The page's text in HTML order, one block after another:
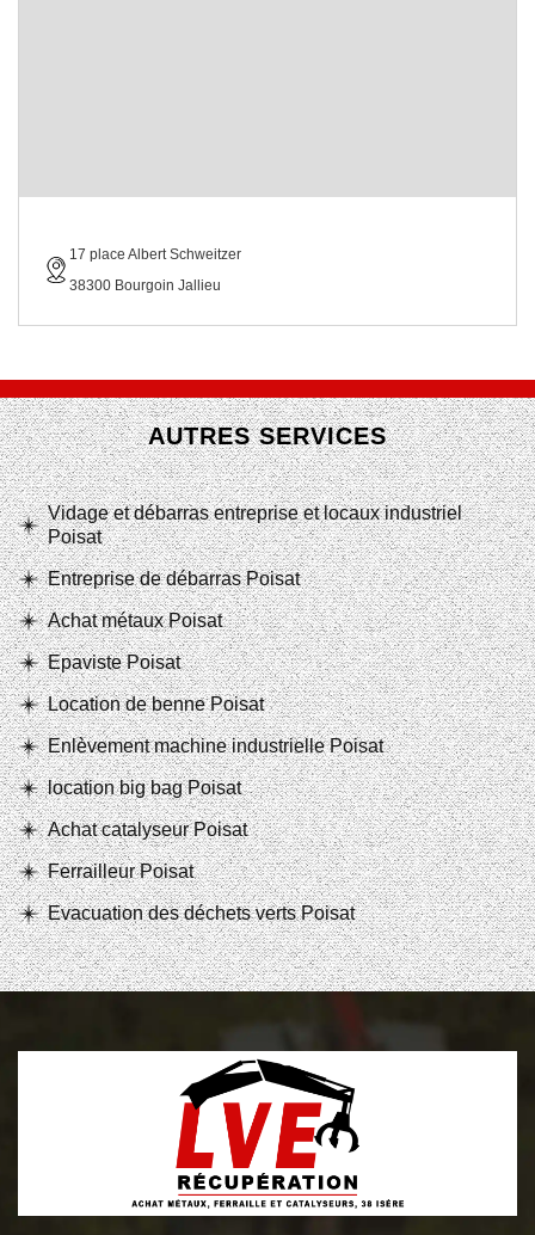
17 place Albert Schweitzer
38300 Bourgoin Jallieu
AUTRES SERVICES
Vidage et débarras entreprise et locaux industriel
Poisat
Entreprise de débarras Poisat
Achat métaux Poisat
Epaviste Poisat
Location de benne Poisat
Enlèvement machine industrielle Poisat
location big bag Poisat
Achat catalyseur Poisat
Ferrailleur Poisat
Evacuation des déchets verts Poisat